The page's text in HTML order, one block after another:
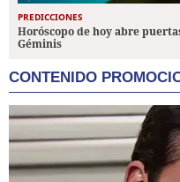
PREDICCIONES
Horóscopo de hoy abre
Géminis
CONTENIDO